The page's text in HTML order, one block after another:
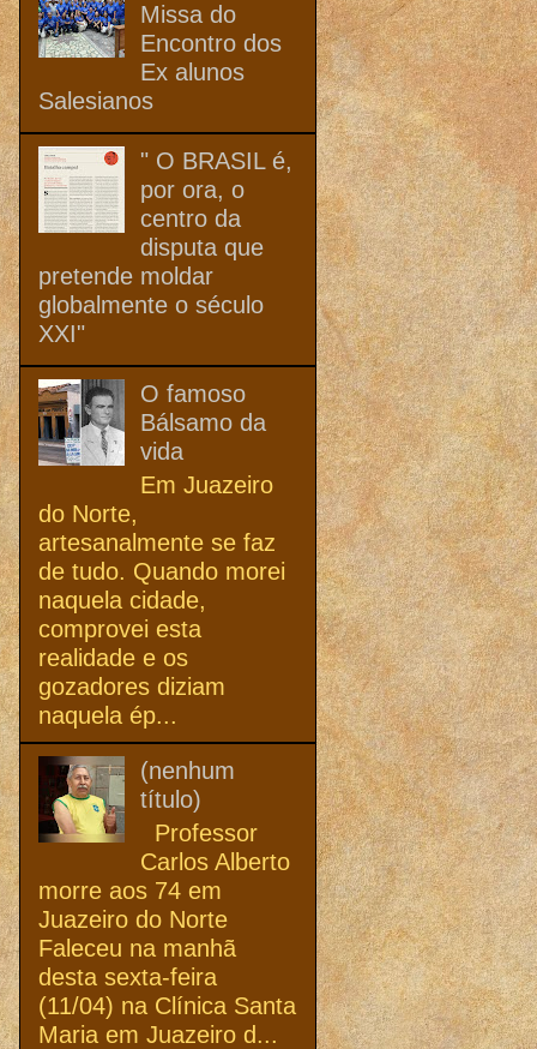
Missa do
Encontro dos
Ex alunos
Salesianos
" O BRASIL é,
por ora, o
centro da
disputa que
pretende moldar
globalmente o século
XXI"
O famoso
Bálsamo da
vida
Em Juazeiro
do Norte,
artesanalmente se faz
de tudo. Quando morei
naquela cidade,
comprovei esta
realidade e os
gozadores diziam
naquela ép...
(nenhum
título)
Professor
Carlos Alberto
morre aos 74 em
Juazeiro do Norte
Faleceu na manhã
desta sexta-feira
(11/04) na Clínica Santa
Maria em Juazeiro d...